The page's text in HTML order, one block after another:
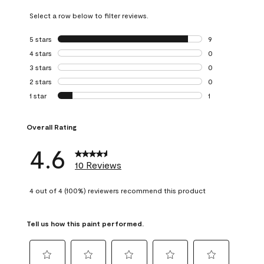
Select a row below to filter reviews.
5 stars stars
9
9 reviews with 5
4 stars stars
0
0 reviews with 4
3 stars stars
0
0 reviews with 3
2 stars stars
0
0 reviews with 2
1 star stars
1
Overall Rating
4.6 10 Reviews
4 out of 4 (100%) reviewers recommend this product
Tell us how this paint performed.